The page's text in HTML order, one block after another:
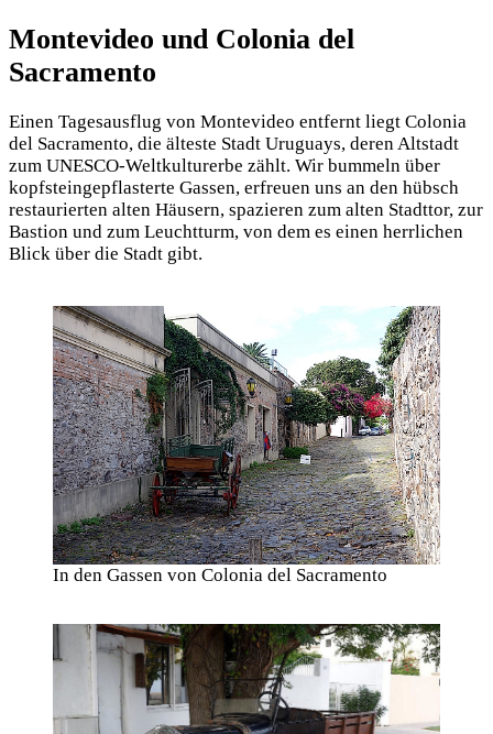
Montevideo und Colonia del
Sacramento
Einen Tagesausflug von Montevideo entfernt liegt Colonia
del Sacramento, die älteste Stadt Uruguays, deren Altstadt
zum UNESCO-Weltkulturerbe zählt. Wir bummeln über
kopfsteingepflasterte Gassen, erfreuen uns an den hübsch
restaurierten alten Häusern, spazieren zum alten Stadttor, zur
Bastion und zum Leuchtturm, von dem es einen herrlichen
Blick über die Stadt gibt.
In den Gassen von Colonia del Sacramento